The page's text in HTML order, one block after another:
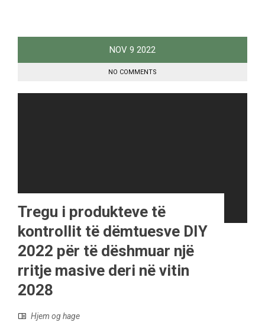
NOV 9 2022
NO COMMENTS
Tregu i produkteve të
kontrollit të dëmtuesve DIY
2022 për të dëshmuar një
rritje masive deri në vitin
2028
Hjem og hage